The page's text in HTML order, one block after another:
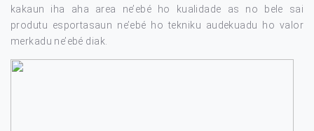
kakaun iha aha area ne’ebé ho kualidade as no bele sai
produtu esportasaun ne’ebé ho tekniku audekuadu ho valor
merkadu ne’ebé diak.